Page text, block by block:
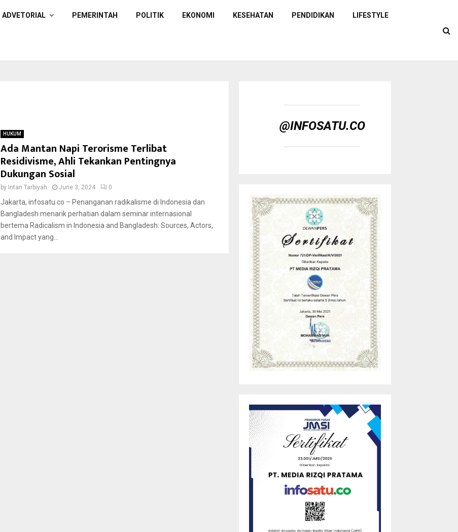
ADVETORIAL PEMERINTAH POLITIK EKONOMI KESEHATAN PENDIDIKAN LIFESTYLE
HUKUM
Ada Mantan Napi Terorisme Terlibat
Residivisme, Ahli Tekankan Pentingnya
Dukungan Sosial
by Intan Tarbiyah June 3, 2024 0
Jakarta, infosatu.co – Penanganan radikalisme di Indonesia dan
Bangladesh menarik perhatian dalam seminar internasional
bertema Radicalism in Indonesia and Bangladesh: Sources, Actors,
and Impact yang...
@INFOSATU.CO